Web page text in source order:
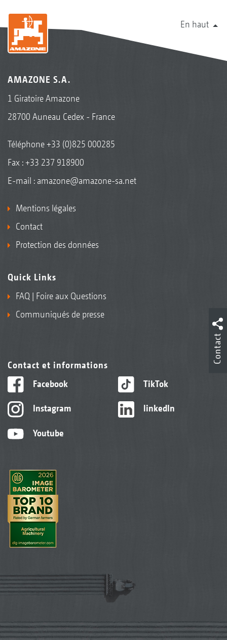
En haut
AMAZONE S.A.
1 Giratoire Amazone
28700 Auneau Cedex - France
Téléphone+33 (0)825 000285
Fax : +33 237 918900
E-mail : amazone@amazone-sa.net
Mentions légales
Contact
Protection des données
Quick Links
FAQ | Foire aux Questions
Communiqués de presse
Contact et informations
Facebook
Instagram
Youtube
TikTok
linkedIn
Contact